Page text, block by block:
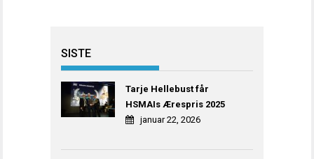
SISTE
Tarje Hellebust får
HSMAIs Ærespris 2025
januar 22, 2026